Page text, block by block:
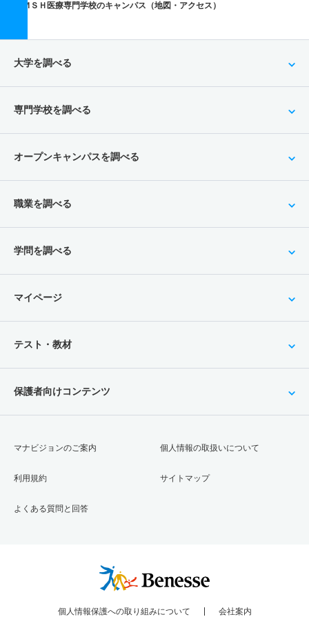
ＭＳＨ医療専門学校のキャンパス（地図・アクセス）
大学を調べる
専門学校を調べる
オープンキャンパスを調べる
職業を調べる
学問を調べる
マイページ
テスト・教材
保護者向けコンテンツ
マナビジョンのご案内
利用規約
よくある質問と回答
個人情報の取扱いについて
サイトマップ
個人情報保護への取り組みについて 会社案内